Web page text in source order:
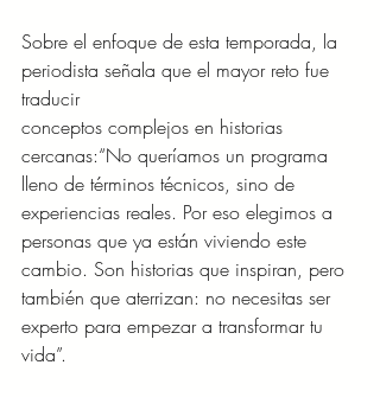
Sobre el enfoque de esta temporada, la
periodista señala que el mayor reto fue
traducir
conceptos complejos en historias
cercanas:“No queríamos un programa
lleno de términos técnicos, sino de
experiencias reales. Por eso elegimos a
personas que ya están viviendo este
cambio. Son historias que inspiran, pero
también que aterrizan: no necesitas ser
experto para empezar a transformar tu
vida”.